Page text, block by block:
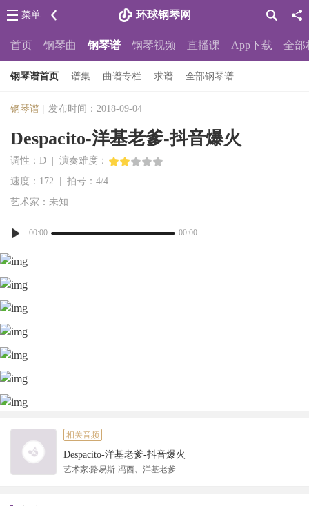
环球钢琴网
菜单
首页 钢琴曲 钢琴谱 钢琴视频 直播课 App下载 全部
钢琴谱首页 谱集 曲谱专栏 求谱 全部钢琴谱
钢琴谱 发布时间：2018-09-04
Despacito-洋基老爹-抖音爆火
调性：D | 演奏难度：
速度：172 | 拍号：4/4
艺术家：未知
00:00 00:00
相关音频
Despacito-洋基老爹-抖音爆火
艺术家:路易斯·冯西、洋基老爹